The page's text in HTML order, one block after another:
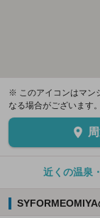
※ このアイコンはマン
なる場合がございます
近くの温泉